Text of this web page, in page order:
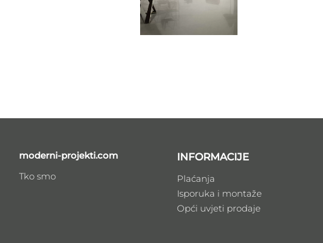
moderni-projekti.com
Tko smo
INFORMACIJE
Plaćanja
Isporuka i montaže
Opći uvjeti prodaje